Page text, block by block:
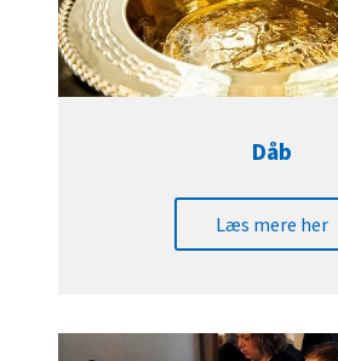
Dåb
Læs mere her